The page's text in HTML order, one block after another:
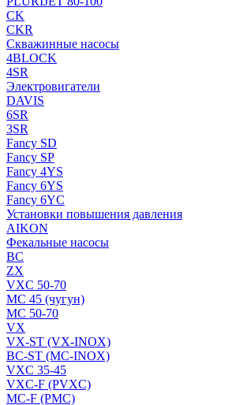
CK
CKR
Скважинные насосы
4BLOCK
4SR
Электровигатели
DAVIS
6SR
3SR
Fancy SD
Fancy SP
Fancy 4YS
Fancy 6YS
Fancy 6YC
Установки повышения давления
AIKON
Фекальные насосы
BC
ZX
VXC 50-70
MC 45 (чугун)
MC 50-70
VX
VX-ST (VX-INOX)
BC-ST (MC-INOX)
VXC 35-45
VXC-F (PVXC)
MC-F (PMC)